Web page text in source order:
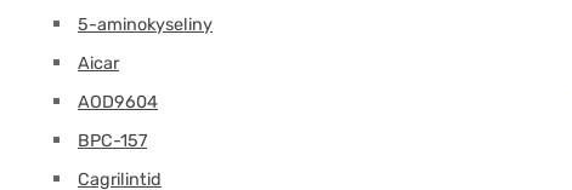
5-aminokyseliny
Aicar
AOD9604
BPC-157
Cagrilintid